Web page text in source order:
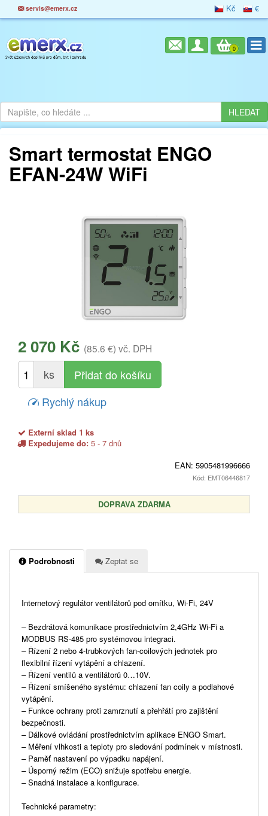
servis@emerx.cz Kč €
0
Smart termostat ENGO
EFAN-24W WiFi
2 070 Kč (85.6 €) vč. DPH
ks
Rychlý nákup
Externí sklad 1 ks
Expedujeme do: 5 - 7 dnů
EAN: 5905481996666
Kód: EMT06446817
DOPRAVA ZDARMA
Podrobnosti Zeptat se
Internetový regulátor ventilátorů pod omítku, Wi-Fi, 24V
– Bezdrátová komunikace prostřednictvím 2,4GHz Wi-Fi a
MODBUS RS-485 pro systémovou integraci.
– Řízení 2 nebo 4-trubkových fan-coilových jednotek pro
flexibilní řízení vytápění a chlazení.
– Řízení ventilů a ventilátorů 0…10V.
– Řízení smíšeného systému: chlazení fan coily a podlahové
vytápění.
– Funkce ochrany proti zamrznutí a přehřátí pro zajištění
bezpečnosti.
– Dálkové ovládání prostřednictvím aplikace ENGO Smart.
– Měření vlhkosti a teploty pro sledování podmínek v místnosti.
– Paměť nastavení po výpadku napájení.
– Úsporný režim (ECO) snižuje spotřebu energie.
– Snadná instalace a konfigurace.
Technické parametry: